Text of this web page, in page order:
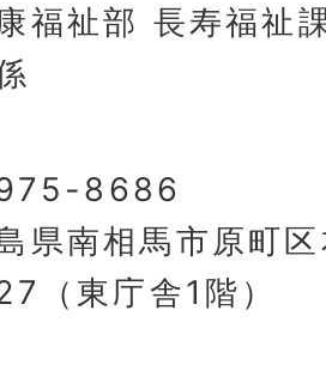
福祉部 長寿福祉
8686
県南相馬市原町
（東庁舎1階）